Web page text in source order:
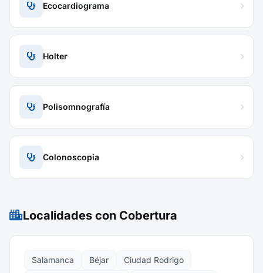
Ecocardiograma
Holter
Polisomnografía
Colonoscopia
Localidades con Cobertura
Salamanca Béjar
Ciudad Rodrigo